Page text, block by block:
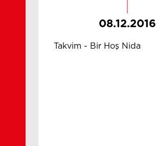
08.12.2016
Takvim - Bir Hoş Nida